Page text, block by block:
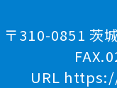
〒310-0851 茨
URL